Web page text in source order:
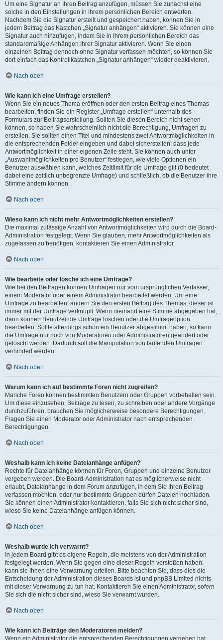
Um eine Signatur an Ihren Beitrag anzufügen, müssen Sie zunächst eine
solche in den Einstellungen in Ihrem persönlichen Bereich entwerfen.
Nachdem Sie die Signatur erstellt und gespeichert haben, können Sie in
jedem Beitrag das Kästchen „Signatur anhängen“ aktivieren. Sie können eine
Signatur auch hinzufügen, indem Sie in Ihrem persönlichen Bereich das
standardmäßige Anhängen Ihrer Signatur aktivieren. Wenn Sie einen
einzelnen Beitrag dennoch ohne Signatur verfassen möchten, so können Sie
dort einfach das Kontrollkästchen „Signatur anhängen“ wieder deaktivieren.
Nach oben
Wie kann ich eine Umfrage erstellen?
Wenn Sie ein neues Thema eröffnen oder den ersten Beitrag eines Themas
bearbeiten, finden Sie ein Register „Umfrage erstellen“ unterhalb des
Formulars zur Beitragserstellung. Sollten Sie diesen Bereich nicht sehen
können, so haben Sie wahrscheinlich nicht die Berechtigung, Umfragen zu
erstellen. Sie sollten einen Titel und mindestens zwei Antwortmöglichkeiten in
die entsprechenden Felder eingeben und dabei sicherstellen, dass jede
Antwortmöglichkeit in einer eigenen Zeile steht. Sie können auch unter
„Auswahlmöglichkeiten pro Benutzer“ festlegen, wie viele Optionen ein
Benutzer auswählen kann, welches Zeitlimit für die Umfrage gilt (0 bedeutet
dabei eine zeitlich unbegrenzte Umfrage) und schließlich, ob die Benutzer ihre
Stimme ändern können.
Nach oben
Wieso kann ich nicht mehr Antwortmöglichkeiten erstellen?
Die maximal zulässige Anzahl von Antwortmöglichkeiten wird durch die Board-
Administration festgelegt. Wenn Sie glauben, mehr Antwortmöglichkeiten als
zugelassen zu benötigen, kontaktieren Sie einen Administrator.
Nach oben
Wie bearbeite oder lösche ich eine Umfrage?
Wie bei den Beiträgen können Umfragen nur vom ursprünglichen Verfasser,
einem Moderator oder einem Administrator bearbeitet werden. Um eine
Umfrage zu bearbeiten, ändern Sie den ersten Beitrag des Themas; dieser ist
immer mit der Umfrage verknüpft. Wenn niemand eine Stimme abgegeben hat,
dann können Benutzer die Umfrage löschen oder die Umfrageoption
bearbeiten. Sollte allerdings schon ein Benutzer abgestimmt haben, so kann
die Umfrage nur noch von Moderatoren oder Administratoren geändert oder
gelöscht werden. Dadurch soll die Manipulation von laufenden Umfragen
verhindert werden.
Nach oben
Warum kann ich auf bestimmte Foren nicht zugreifen?
Manche Foren können bestimmten Benutzern oder Gruppen vorbehalten sein.
Um diese einzusehen, Beiträge zu lesen, zu schreiben oder andere Vorgänge
durchzuführen, brauchen Sie möglicherweise besondere Berechtigungen.
Fragen Sie einen Moderator oder Administrator nach entsprechenden
Berechtigungen.
Nach oben
Weshalb kann ich keine Dateianhänge anfügen?
Rechte für Dateianhänge können für Foren, Gruppen und einzelne Benutzer
vergeben werden. Die Board-Administration hat es möglicherweise nicht
erlaubt, Dateianhänge in dem Forum anzufügen, in dem Sie Ihren Beitrag
verfassen möchten, oder nur bestimmte Gruppen dürfen Dateien hochladen.
Sie können einen Administrator kontaktieren, falls Sie sich nicht sicher sind,
wieso Sie keine Dateianhänge anfügen können.
Nach oben
Weshalb wurde ich verwarnt?
In jedem Board gibt es eigene Regeln, die meistens von der Administration
festgelegt werden. Wenn Sie gegen eine dieser Regeln verstoßen haben,
kann sie Ihnen eine Verwarnung erteilen. Bitte beachten Sie, dass dies die
Entscheidung der Administration dieses Boards ist und phpBB Limited nichts
mit dieser Verwarnung zu tun hat. Kontaktieren Sie einen Administrator, sofern
Sie sich die nicht sicher sind, wieso Sie verwarnt wurden.
Nach oben
Wie kann ich Beiträge den Moderatoren melden?
Wenn ein Administrator die entsprechenden Berechtigungen vergeben hat,